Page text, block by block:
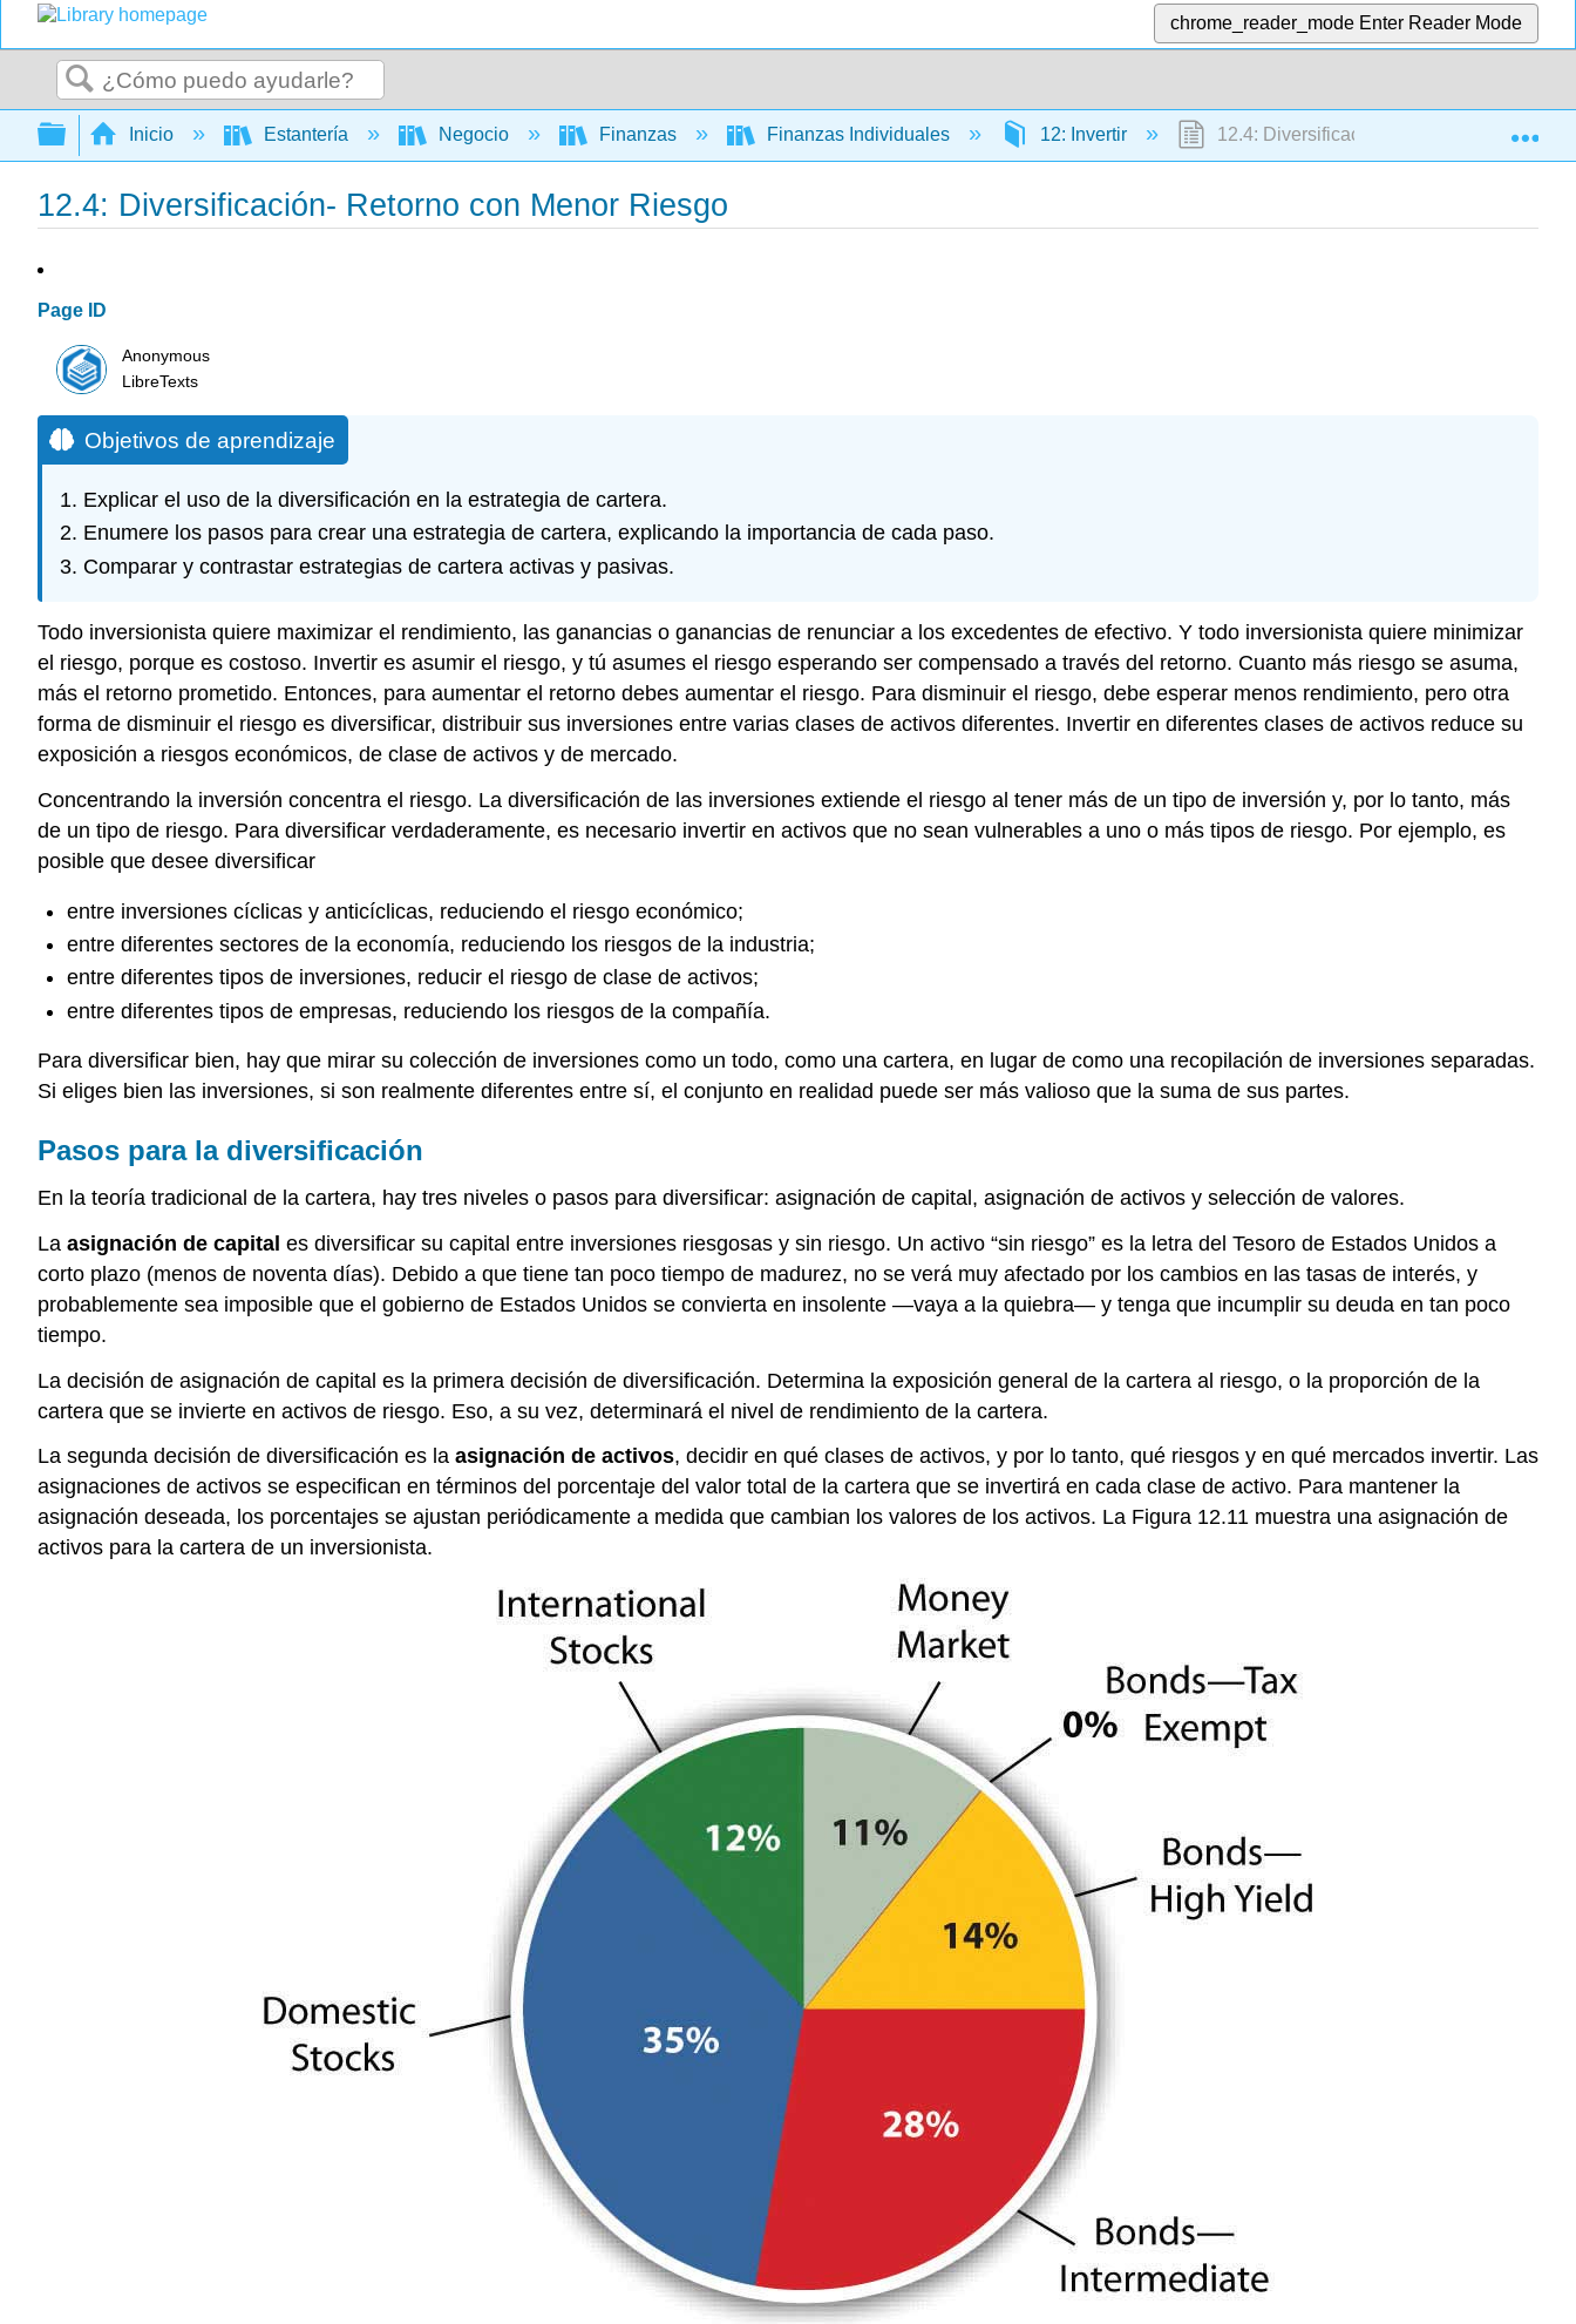
chrome_reader_mode Enter Reader Mode
Buscar
Expandir/contraer jerarquía global
Inicio Estantería Negocio Finanzas Finanzas Individuales 12: Invertir 12.4: Diversificación- Retorno con Menor
12.4: Diversificación- Retorno con Menor Riesgo
Page ID
Anonymous
LibreTexts
Objetivos de aprendizaje
Explicar el uso de la diversificación en la estrategia de cartera.
Enumere los pasos para crear una estrategia de cartera, explicando la importancia de cada paso.
Comparar y contrastar estrategias de cartera activas y pasivas.
Todo inversionista quiere maximizar el rendimiento, las ganancias o ganancias de renunciar a los excedentes de efectivo. Y todo inversionista quiere minimizar
el riesgo, porque es costoso. Invertir es asumir el riesgo, y tú asumes el riesgo esperando ser compensado a través del retorno. Cuanto más riesgo se asuma,
más el retorno prometido. Entonces, para aumentar el retorno debes aumentar el riesgo. Para disminuir el riesgo, debe esperar menos rendimiento, pero otra
forma de disminuir el riesgo es diversificar, distribuir sus inversiones entre varias clases de activos diferentes. Invertir en diferentes clases de activos reduce su
exposición a riesgos económicos, de clase de activos y de mercado.
Concentrando la inversión concentra el riesgo. La diversificación de las inversiones extiende el riesgo al tener más de un tipo de inversión y, por lo tanto, más
de un tipo de riesgo. Para diversificar verdaderamente, es necesario invertir en activos que no sean vulnerables a uno o más tipos de riesgo. Por ejemplo, es
posible que desee diversificar
entre inversiones cíclicas y anticíclicas, reduciendo el riesgo económico;
entre diferentes sectores de la economía, reduciendo los riesgos de la industria;
entre diferentes tipos de inversiones, reducir el riesgo de clase de activos;
entre diferentes tipos de empresas, reduciendo los riesgos de la compañía.
Para diversificar bien, hay que mirar su colección de inversiones como un todo, como una cartera, en lugar de como una recopilación de inversiones separadas.
Si eliges bien las inversiones, si son realmente diferentes entre sí, el conjunto en realidad puede ser más valioso que la suma de sus partes.
Pasos para la diversificación
En la teoría tradicional de la cartera, hay tres niveles o pasos para diversificar: asignación de capital, asignación de activos y selección de valores.
La asignación de capital es diversificar su capital entre inversiones riesgosas y sin riesgo. Un activo “sin riesgo” es la letra del Tesoro de Estados Unidos a
corto plazo (menos de noventa días). Debido a que tiene tan poco tiempo de madurez, no se verá muy afectado por los cambios en las tasas de interés, y
probablemente sea imposible que el gobierno de Estados Unidos se convierta en insolente —vaya a la quiebra— y tenga que incumplir su deuda en tan poco
tiempo.
La decisión de asignación de capital es la primera decisión de diversificación. Determina la exposición general de la cartera al riesgo, o la proporción de la
cartera que se invierte en activos de riesgo. Eso, a su vez, determinará el nivel de rendimiento de la cartera.
La segunda decisión de diversificación es la asignación de activos, decidir en qué clases de activos, y por lo tanto, qué riesgos y en qué mercados invertir. Las
asignaciones de activos se especifican en términos del porcentaje del valor total de la cartera que se invertirá en cada clase de activo. Para mantener la
asignación deseada, los porcentajes se ajustan periódicamente a medida que cambian los valores de los activos. La Figura 12.11 muestra una asignación de
activos para la cartera de un inversionista.